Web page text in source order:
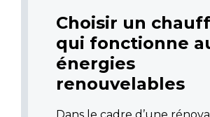
Choisir un
qui fonctionne
énergies
renouvelables